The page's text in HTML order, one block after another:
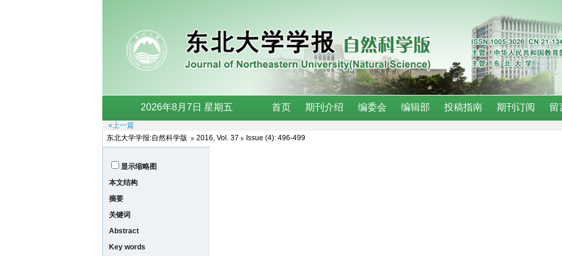
«上一篇
东北大学学报:自然科学版
2016, Vol. 37 Issue (4): 496-499
显示缩略图
本文结构
摘要
关键词
Abstract
Key words